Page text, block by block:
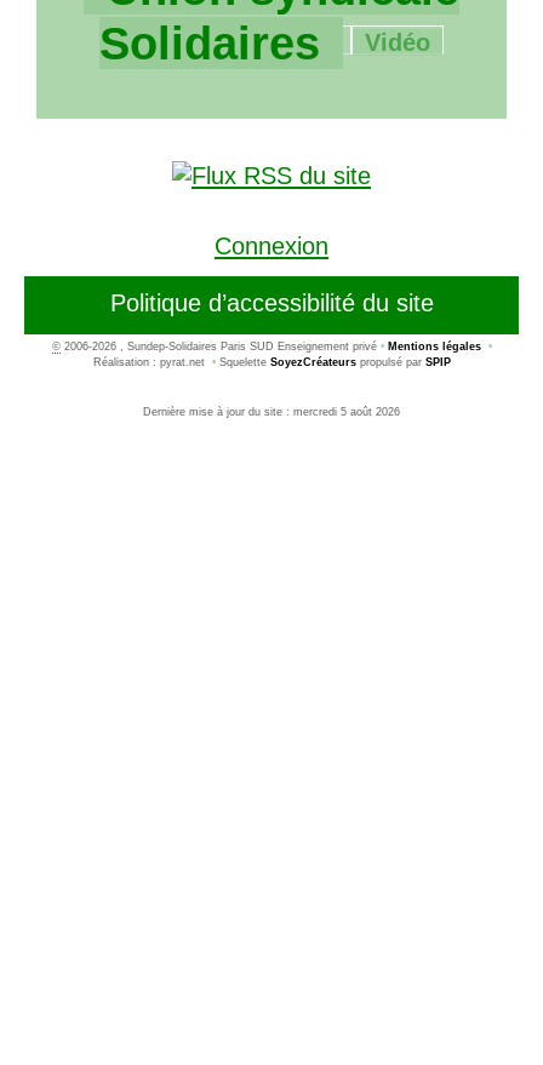
Solidaires
83/2257
Vidéo
Connexion
Politique d’accessibilité du site
©2006-2026 , Sundep-Solidaires Paris SUD Enseignement privé • Mentions légales
•
Réalisation : pyrat.net •Squelette SoyezCréateurspropulsé par SPIP
Dernière mise à jour du site : mercredi 5 août 2026